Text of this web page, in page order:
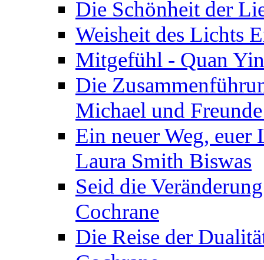
Die Schönheit der
Weisheit des Lichts
Mitgefühl - Quan
Die
Michael und
Ein neuer Weg, euer
Laura Smith Biswas
Seid die
Cochrane
Die Reise der